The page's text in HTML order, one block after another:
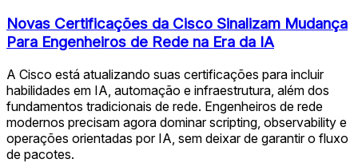
Novas Certificações da Cisco Sinalizam Mudança
Para Engenheiros de Rede na Era da IA
A Cisco está atualizando suas certificações para incluir
habilidades em IA, automação e infraestrutura, além dos
fundamentos tradicionais de rede. Engenheiros de rede
modernos precisam agora dominar scripting, observability e
operações orientadas por IA, sem deixar de garantir o fluxo
de pacotes.